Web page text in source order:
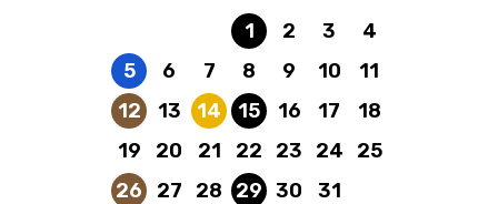
1
Komunálny odpad
2 3
4
5
Papier
6 7 8 9 10
11
12
Bioodpad
13 14
Plasty a kovy
15
Komunálny odpad
16 17
18
19
20 21 22 23 24
25
26
Bioodpad
27 28 29
Komunálny odpad
30 31